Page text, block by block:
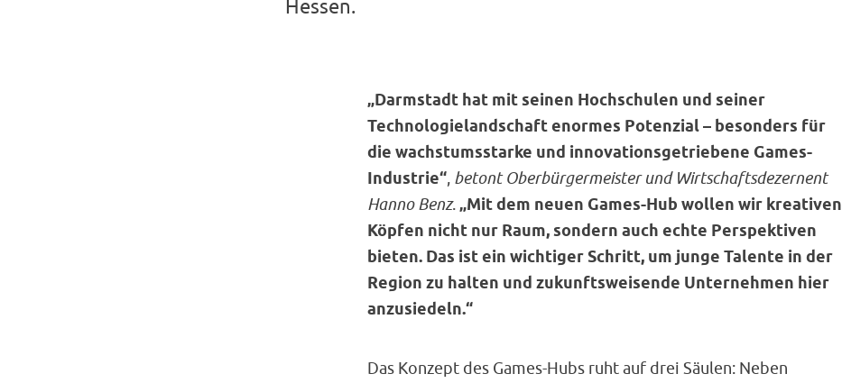
Hessen.
„Darmstadt hat mit seinen Hochschulen und seiner
Technologielandschaft enormes Potenzial – besonders für
die wachstumsstarke und innovationsgetriebene Games-
Industrie“, betont Oberbürgermeister und Wirtschaftsdezernent
Hanno Benz.„Mit dem neuen Games-Hub wollen wir kreativen
Köpfen nicht nur Raum, sondern auch echte Perspektiven
bieten. Das ist ein wichtiger Schritt, um junge Talente in der
Region zu halten und zukunftsweisende Unternehmen hier
anzusiedeln.“
Das Konzept des Games-Hubs ruht auf drei Säulen: Neben